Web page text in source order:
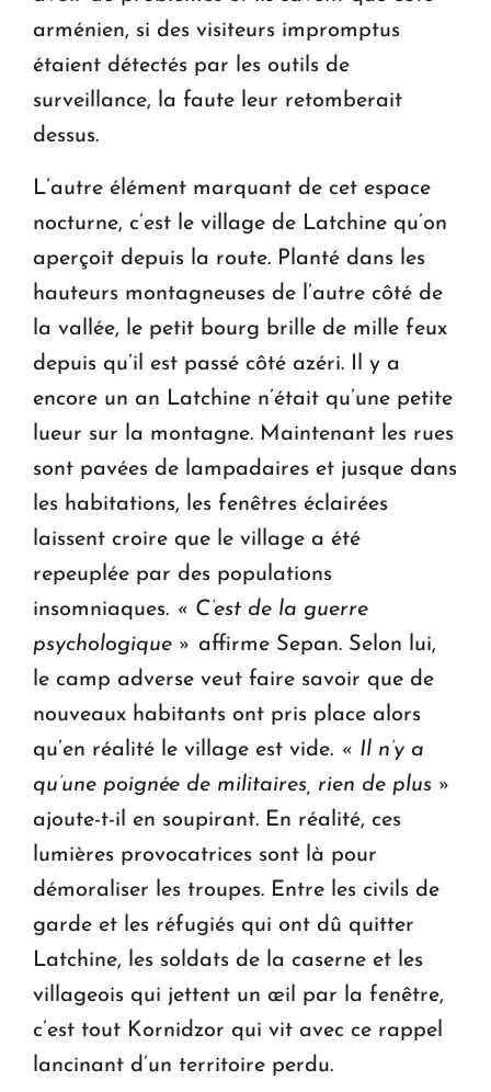
arménien, si des visiteurs impromptus
étaient détectés par les outils de
surveillance, la faute leur retomberait
dessus.
L’autre élément marquant de cet espace
nocturne, c’est le village de Latchine qu’on
aperçoit depuis la route. Planté dans les
hauteurs montagneuses de l’autre côté de
la vallée, le petit bourg brille de mille feux
depuis qu’il est passé côté azéri. Il y a
encore un an Latchine n’était qu’une petite
lueur sur la montagne. Maintenant les rues
sont pavées de lampadaires et jusque dans
les habitations, les fenêtres éclairées
laissent croire que le village a été
repeuplée par des populations
insomniaques. « C’est de la guerre
psychologique » affirme Sepan. Selon lui,
le camp adverse veut faire savoir que de
nouveaux habitants ont pris place alors
qu’en réalité le village est vide. « Il n’y a
qu’une poignée de militaires, rien de plus »
ajoute-t-il en soupirant. En réalité, ces
lumières provocatrices sont là pour
démoraliser les troupes. Entre les civils de
garde et les réfugiés qui ont dû quitter
Latchine, les soldats de la caserne et les
villageois qui jettent un œil par la fenêtre,
c’est tout Kornidzor qui vit avec ce rappel
lancinant d’un territoire perdu.